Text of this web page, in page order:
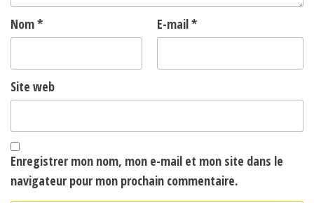
Nom* E-mail*
Site web
Enregistrer mon nom, mon e-mail et mon site dans le
navigateur pour mon prochain commentaire.